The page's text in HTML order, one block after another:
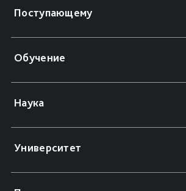
Поступающему
Обучение
Наука
Университет